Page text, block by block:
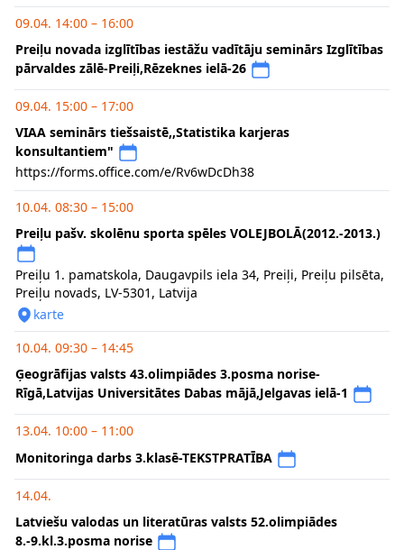
09.04. 14:00 – 16:00
Preiļu novada izglītības iestāžu vadītāju seminārs Izglītības
pārvaldes zālē-Preiļi,Rēzeknes ielā-26
09.04. 15:00 – 17:00
VIAA seminārs tiešsaistē,,Statistika karjeras
konsultantiem"
https://forms.office.com/e/Rv6wDcDh38
10.04. 08:30 – 15:00
Preiļu pašv. skolēnu sporta spēles VOLEJBOLĀ(2012.-2013.)
Preiļu 1. pamatskola, Daugavpils iela 34, Preiļi, Preiļu pilsēta,
Preiļu novads, LV-5301, Latvija
karte
10.04. 09:30 – 14:45
Ģeogrāfijas valsts 43.olimpiādes 3.posma norise-
Rīgā,Latvijas Universitātes Dabas mājā,Jelgavas ielā-1
13.04. 10:00 – 11:00
Monitoringa darbs 3.klasē-TEKSTPRATĪBA
14.04.
Latviešu valodas un literatūras valsts 52.olimpiādes
8.-9.kl.3.posma norise